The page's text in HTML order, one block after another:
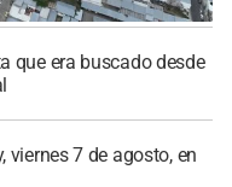
que era buscado desde
viernes 7 de agosto, en